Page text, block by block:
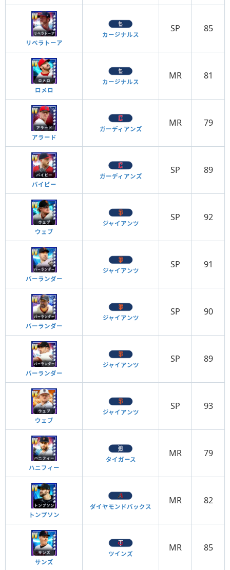
リベラトーア
カージナルス
SP 85
ロメロ
カージナルス
MR 81
アラード
ガーディアンズ
MR 79
バイビー
ガーディアンズ
SP 89
ウェブ
ジャイアンツ
SP 92
バーランダー
ジャイアンツ
SP 91
バーランダー
ジャイアンツ
SP 90
バーランダー
ジャイアンツ
SP 89
ウェブ
ジャイアンツ
SP 93
ハニフィー
タイガース
MR 79
トンプソン
ダイヤモンドバックス
MR 82
サンズ
ツインズ
MR 85